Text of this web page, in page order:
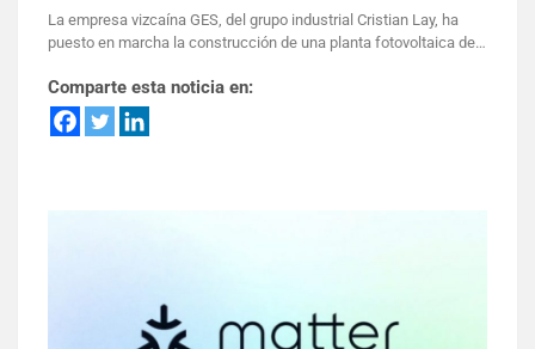
La empresa vizcaína GES, del grupo industrial Cristian Lay, ha
puesto en marcha la construcción de una planta fotovoltaica de…
Comparte esta noticia en: